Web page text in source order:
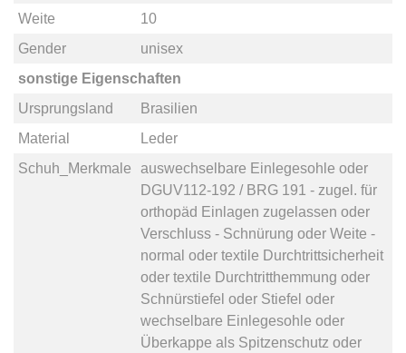
Weite
10
Gender
unisex
sonstige Eigenschaften
Ursprungsland
Brasilien
Material
Leder
Schuh_Merkmale
auswechselbare Einlegesohle oder
DGUV112-192 / BRG 191 - zugel. für
orthopäd Einlagen zugelassen oder
Verschluss - Schnürung oder Weite -
normal oder textile Durchtrittsicherheit
oder textile Durchtritthemmung oder
Schnürstiefel oder Stiefel oder
wechselbare Einlegesohle oder
Überkappe als Spitzenschutz oder